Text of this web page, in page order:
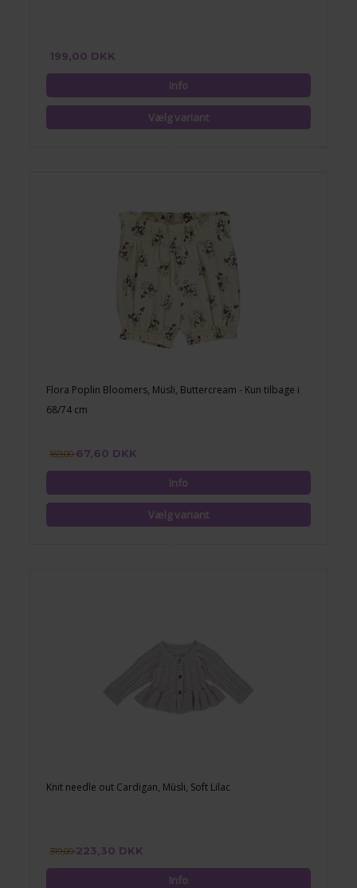
199,00 DKK
Flora Poplin Bloomers, Müsli, Buttercream - Kun tilbage i
68/74 cm
169,0067,60 DKK
Knit needle out Cardigan, Müsli, Soft Lilac
319,00223,30 DKK